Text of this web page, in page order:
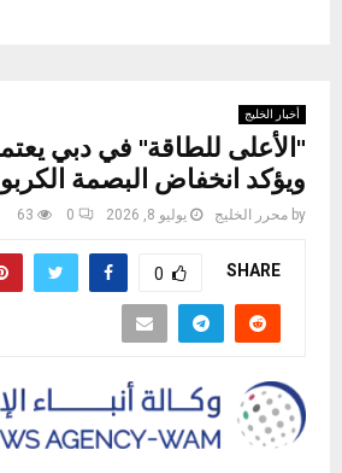
أخبار الخليج
ويؤكد انخفاض البصمة
by محرر الخليج يوليو 8, 2026 0
63
SHARE
0